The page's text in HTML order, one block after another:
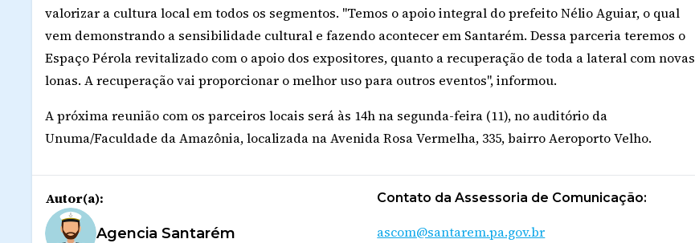
valorizar a cultura local em todos os segmentos. "Temos o apoio integral do prefeito Nélio Aguiar, o qual
vem demonstrando a sensibilidade cultural e fazendo acontecer em Santarém. Dessa parceria teremos o
Espaço Pérola revitalizado com o apoio dos expositores, quanto a recuperação de toda a lateral com novas
lonas. A recuperação vai proporcionar o melhor uso para outros eventos", informou.
A próxima reunião com os parceiros locais será às 14h na segunda-feira (11), no auditório da
Unuma/Faculdade da Amazônia, localizada na Avenida Rosa Vermelha, 335, bairro Aeroporto Velho.
Autor(a):
Agencia Santarém
Contato da Assessoria de Comunicação:
ascom@santarem.pa.gov.br